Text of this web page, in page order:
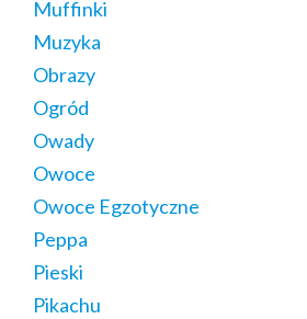
Muffinki
Muzyka
Obrazy
Ogród
Owady
Owoce
Owoce Egzotyczne
Peppa
Pieski
Pikachu